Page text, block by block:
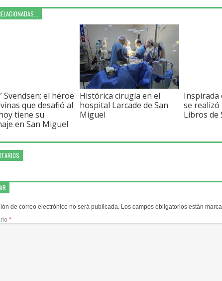
Svendsen: el héroe
que desafió al
tiene su
en San Miguel
Histórica cirugía en el
hospital Larcade de San
Miguel
Inspirada
se realizó
Libros de
de correo electrónico no será publicada. Los campos obligatorios están
*